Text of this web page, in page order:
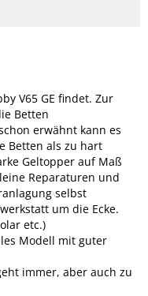
V65 GE findet. Zur
Betten
erwähnt kann es
Betten als zu hart
Geltopper auf Maß
Reparaturen und
selbst
um die Ecke.
etc.)
Modell mit guter
immer, aber auch zu